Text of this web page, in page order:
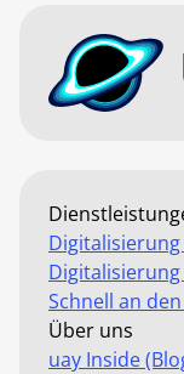
Schnell an
Über uns
uay Inside